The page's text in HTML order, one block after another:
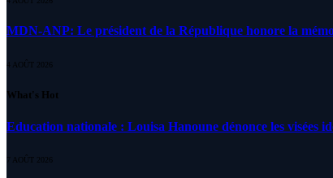
MDN-ANP: Le président de la République honore la
4 AOÛT 2026
What's Hot
Education nationale : Louisa Hanoune dénonce les visées
7 AOÛT 2026